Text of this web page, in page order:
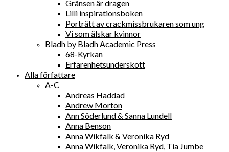
Gränsen är dragen
Lilli inspirationsboken
Porträtt av crackmissbrukaren som ung
Vi som älskar kvinnor
Bladh by Bladh Academic Press
68-Kyrkan
Erfarenhetsunderskott
Alla författare
A-C
Andreas Haddad
Andrew Morton
Ann Söderlund & Sanna Lundell
Anna Benson
Anna Wikfalk & Veronika Ryd
Anna Wikfalk, Veronika Ryd, Tia Jumbe